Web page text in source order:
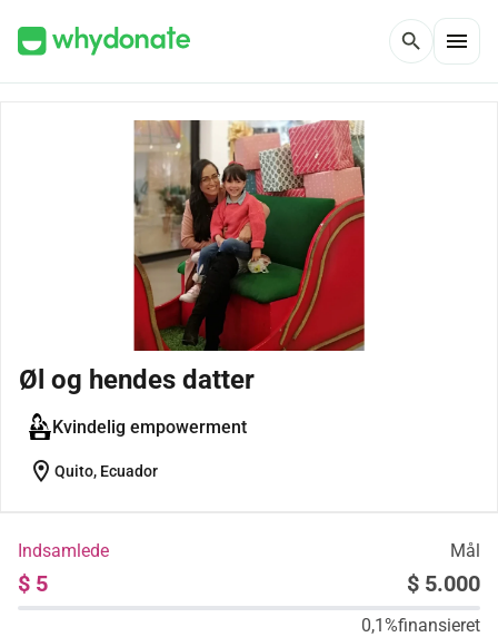
search menu
Øl og hendes datter
Kvindelig empowerment
location_on Quito, Ecuador
Indsamlede Mål
$ 5 $ 5.000
0,1%finansieret